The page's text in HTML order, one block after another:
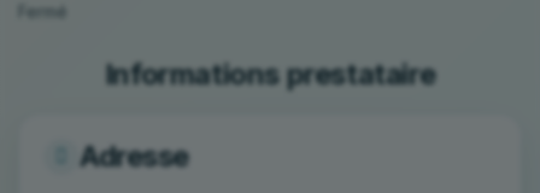
Fermé
Informations prestataire
Adresse